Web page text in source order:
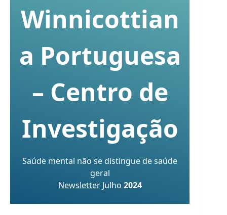
Winnicottian
a Portuguesa
– Centro de
Investigação
Saúde mental não se distingue de saúde
geral
NewsletterJulho 2024